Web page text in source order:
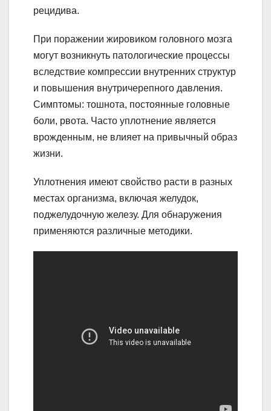
рецидива.
При поражении жировиком головного мозга
могут возникнуть патологические процессы
вследствие компрессии внутренних структур
и повышения внутричерепного давления.
Симптомы: тошнота, постоянные головные
боли, рвота. Часто уплотнение является
врожденным, не влияет на привычный образ
жизни.
Уплотнения имеют свойство расти в разных
местах организма, включая желудок,
поджелудочную железу. Для обнаружения
применяются различные методики.